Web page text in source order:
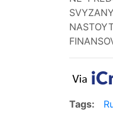
Tags: